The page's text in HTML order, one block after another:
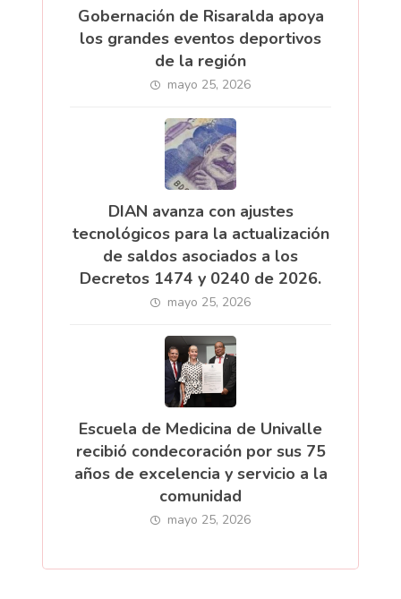
Gobernación de Risaralda apoya
los grandes eventos deportivos
de la región
mayo 25, 2026
DIAN avanza con ajustes
tecnológicos para la actualización
de saldos asociados a los
Decretos 1474 y 0240 de 2026.
mayo 25, 2026
Escuela de Medicina de Univalle
recibió condecoración por sus 75
años de excelencia y servicio a la
comunidad
mayo 25, 2026